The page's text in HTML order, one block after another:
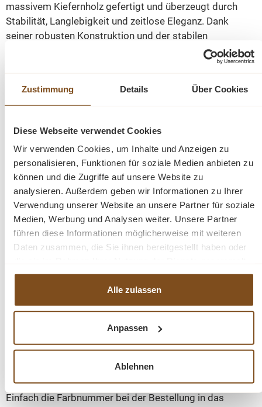
Zustimmung Details Über Cookies
Diese Webseite verwendet Cookies
Wir verwenden Cookies, um Inhalte und Anzeigen zu
personalisieren, Funktionen für soziale Medien anbieten zu
können und die Zugriffe auf unsere Website zu
analysieren. Außerdem geben wir Informationen zu Ihrer
Verwendung unserer Website an unsere Partner für soziale
Medien, Werbung und Analysen weiter. Unsere Partner
führen diese Informationen möglicherweise mit weiteren
Daten zusammen, die Sie ihnen bereitgestellt haben oder
haben.
Alle zulassen
Anpassen
Ablehnen
massivem Kiefernholz gefertigt und überzeugt durch
Stabilität, Langlebigkeit und zeitlose Eleganz. Dank
seiner robusten Konstruktion und der stabilen
Rückenlehne bietet er hervorragenden Sitzkomfort –
stilvolle Akzente in jeder Einrichtung. Die großzügige
Mahlzeiten mit Familie und Freunden.
Die Lieferung erfolgt montiert, sodass der Stuhl sofort
einsatzbereit ist.
Pflegehinweis: Staub und Schmutz lassen sich einfach
mit einem leicht feuchten Tuch entfernen.
Abmessung: H x B x T: 102 x 44 x 44 cm
Garantie: 2 Jahre
Sie können den Stuhl in verschiedenen Farben bestellen.
Einfach die Farbnummer bei der Bestellung in das